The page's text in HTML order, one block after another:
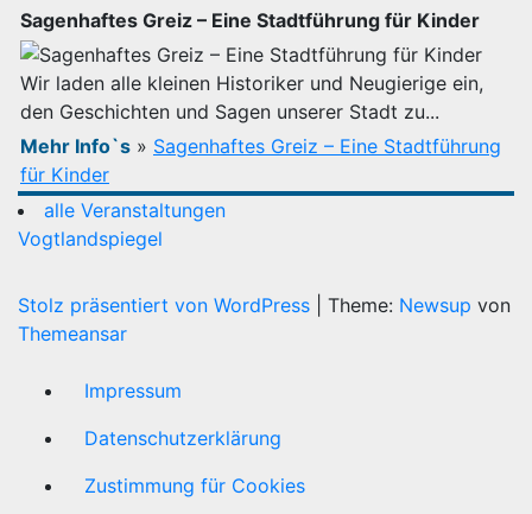
Sagenhaftes Greiz – Eine Stadtführung für Kinder
Wir laden alle kleinen Historiker und Neugierige ein,
den Geschichten und Sagen unserer Stadt zu...
Mehr Info`s » Sagenhaftes Greiz – Eine Stadtführung
für Kinder
alle Veranstaltungen
Vogtlandspiegel
Stolz präsentiert von WordPress Theme: Newsup von
Themeansar
Impressum
Datenschutzerklärung
Zustimmung für Cookies